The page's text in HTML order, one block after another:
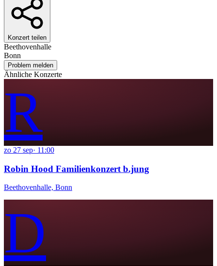
Konzert teilen
Beethovenhalle
Bonn
Problem melden
Ähnliche Konzerte
R
zo 27 sep· 11:00
Robin Hood Familienkonzert b.jung
Beethovenhalle, Bonn
D